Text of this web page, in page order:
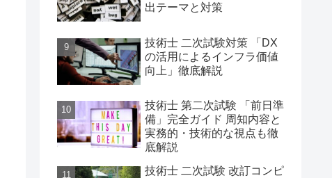
出テーマと対策
技術士 二次試験対策 「DX
の活用によるインフラ価値
向上」徹底解説
技術士 第二次試験 「前日準
備」完全ガイド 周知内容と
実務的・技術的な視点も徹
底解説
技術士 二次試験 改訂コンピ